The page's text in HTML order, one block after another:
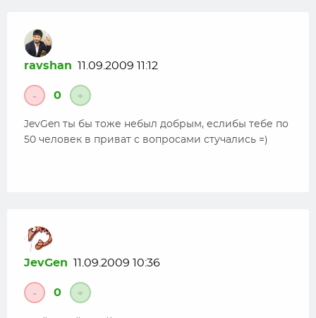
ravshan 11.09.2009 11:12
- 0 +
JevGen ты бы тоже небыл добрым, еслибы тебе по
50 человек в приват с вопросами стучались =)
JevGen 11.09.2009 10:36
- 0 +